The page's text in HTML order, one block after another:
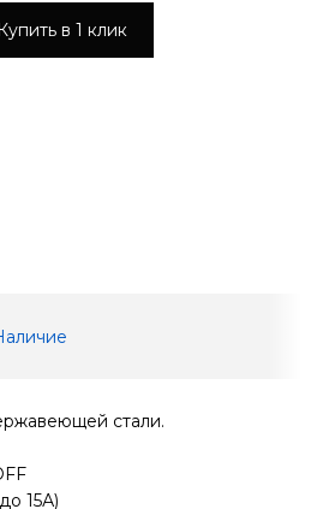
Купить в 1 клик
стали.
15А)